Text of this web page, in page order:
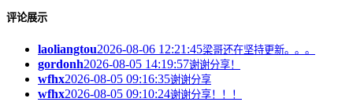
评论展示
laoliangtou2026-08-06 12:21:45梁哥还在坚持更新。。。
gordonh2026-08-05 14:19:57谢谢分享！
wfhx2026-08-05 09:16:35谢谢分享
wfhx2026-08-05 09:10:24谢谢分享！！！